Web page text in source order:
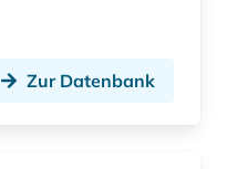
Zur Datenbank